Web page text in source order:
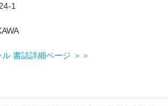
1
書誌詳細ページ ＞＞